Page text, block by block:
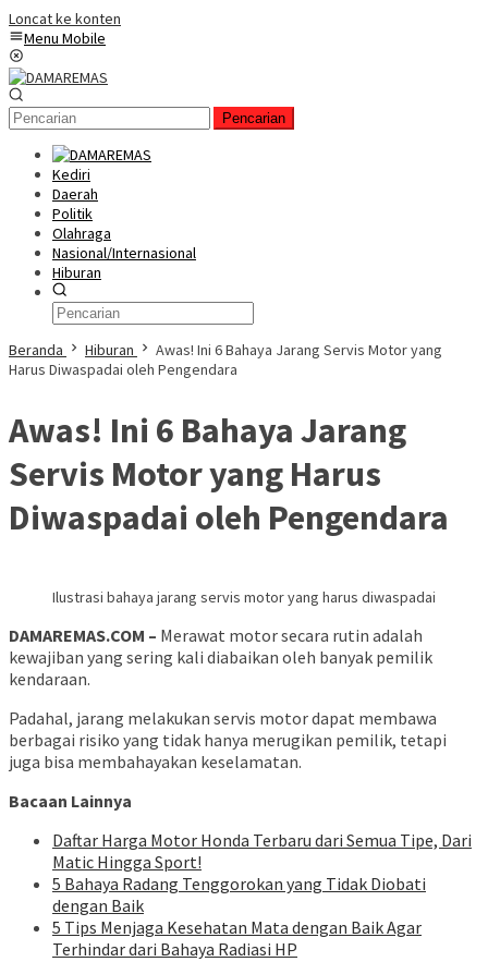
Loncat ke konten
Menu Mobile
Pencarian
Kediri
Daerah
Politik
Olahraga
Nasional/Internasional
Hiburan
Beranda Hiburan
Awas! Ini 6 Bahaya Jarang Servis Motor yang
Harus Diwaspadai oleh Pengendara
Awas! Ini 6 Bahaya Jarang
Servis Motor yang Harus
Diwaspadai oleh Pengendara
Ilustrasi bahaya jarang servis motor yang harus diwaspadai
DAMAREMAS.COM – Merawat motor secara rutin adalah
kewajiban yang sering kali diabaikan oleh banyak pemilik
kendaraan.
Padahal, jarang melakukan servis motor dapat membawa
berbagai risiko yang tidak hanya merugikan pemilik, tetapi
juga bisa membahayakan keselamatan.
Bacaan Lainnya
Daftar Harga Motor Honda Terbaru dari Semua Tipe, Dari
Matic Hingga Sport!
5 Bahaya Radang Tenggorokan yang Tidak Diobati
dengan Baik
5 Tips Menjaga Kesehatan Mata dengan Baik Agar
Terhindar dari Bahaya Radiasi HP